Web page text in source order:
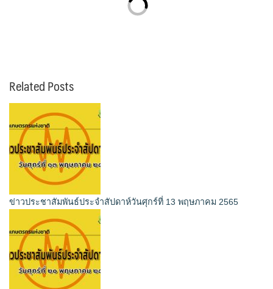
Related Posts
ข่าวประชาสัมพันธ์ประจำสัปดาห์วันศุกร์ที่ 13 พฤษภาคม 2565